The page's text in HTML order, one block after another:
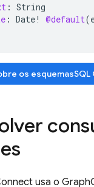
: String
: Date! @default(
os esquemas
usa o